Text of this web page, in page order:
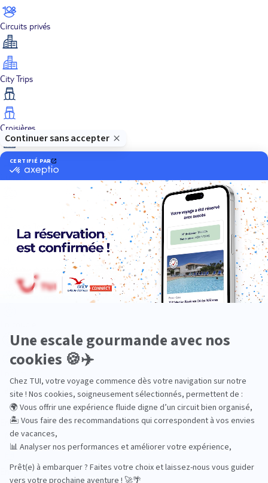
Circuits privés
City Trips
Croisières
Culture
Dans les îles
Découverte
En solo
En train